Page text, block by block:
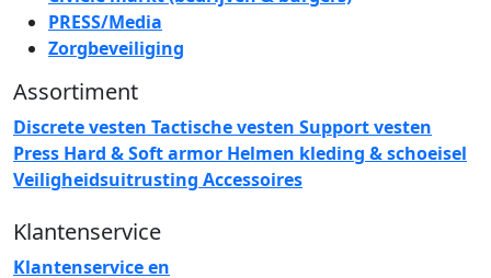
PRESS/Media
Zorgbeveiliging
Assortiment
Discrete vesten Tactische vesten Support vesten
Press Hard & Soft armor Helmen kleding & schoeisel
Veiligheidsuitrusting Accessoires
Klantenservice
Klantenservice en